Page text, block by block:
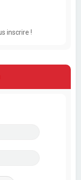
inscrire !